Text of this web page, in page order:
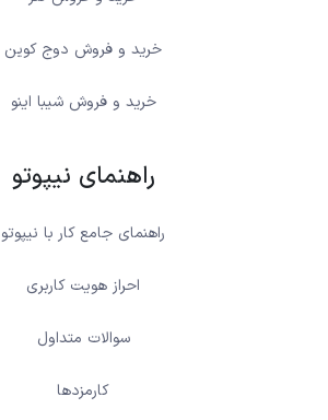
خرید و فروش دوج کوین
خرید و فروش شیبا اینو
راهنمای نیپوتو
راهنمای جامع کار با نیپوتو
احراز هویت کاربری
سوالات متداول
کارمزدها